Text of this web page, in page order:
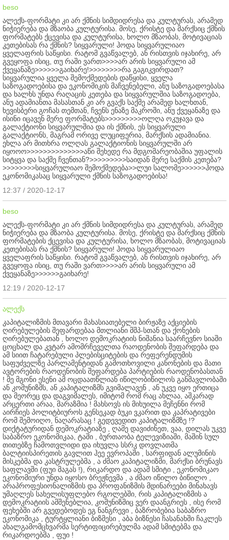
beso
ალექს-ფორმატი კი არ ქმნის სიმდიდრესა და კულტურას, არამედ
ნიჭიერება და მზაობა კულტურისა. მოსე, ქრისტე და მარქსიც ქმნის
ფორმატებს ქცევისა და კულტურისა, ხოლო მზაობას, მოტივაციას
კეთებისას რა ქმნის? სიყვარული! ჰოდა სიყვარულიაო
ყველაფრის საწყისი. რატომ გვაწვალებ, ან რისთვის იჯახირე, არ
გვეყოფა ისიც, თუ რაში ვართ>>>>არ არის სიყვარული ამ
ქვეყანაზე>>>>>>გაიხარე!>>>>>>>>რა გაგიკვირდათ?
სიყვარულია ყველა შემოქმედების დაწყისი, ყველა
საზოგადოებისა და ეკონომიკის მაჩვენებელი, ანუ საზოგადოებასა
და ხალხს უნდა რაღაცის კეთება და სიყვარულშია საზოგადოება,
ანუ ადამიანთა მასასთან კი არ გვაქს საქმე არამედ ხალხთან,
ხევისბერი გოჩას თემთან, ჩვენს ენაზე მაკროში, ანუ ქვეყანაზე და
ისინი იცავენ მერე ფორმატებს>>>>>>>>>ოლღა ოკუჯავა და
გალაქტიონი სიყვარულშია და ის ქმნის, ეს სიყვარული
გალაქტიონს, მაგრამ ორივე ლუციფერია, მარქსის ადამიანია.
ეხლა არ მითხრა ოლღას გალაქტიონის სიყვარულში არ
იყოოო>>>>>>>>>>>>>>აწი შეხედე რა მდგომარეობაშია უფალის
სიტყვა და საქმე ჩვენთან?>>>>>>>>>საიდან მერე საქმის კეთება?
>>>>>>>>სიყვარულიაო შემოქმედება>>ლუი სალომე>>>>>>ჰოდა
ეკონომიკასაც სიყვარული ქმნის საზოგადოებისა!
12:37 / 2020-12-17
beso
ალექს-ფორმატი კი არ ქმნის სიმდიდრესა და კულტურას, არამედ
ნიჭიერება და მზაობა კულტურისა. მოსე, ქრისტე და მარქსიც ქმნის
ფორმატების ქცევისა და კულტურისა, ხოლო მზაობას, მოტივაციას
კეთებისას რა ქმნის? სიყვარული! ჰოდა სიყვარულიაო
ყველაფრის საწყისი. რატომ გვაწვალებ, ან რისთვის იჯახირე, არ
გვეყოფა ისიც, თუ რაში ვართ>>>>არ არის სიყვარული ამ
ქვეყანაზე>>>>>>გაიხარე!
12:19 / 2020-12-17
ალექს
კაპიტალიზმის მთავარი მახასიათებელი ბირჟაზე აქციების
ღირებულების შეფარდებაა მთლიანი მშპ-სთან და ქონების
ღირებულებათან , ხოლო დემოკრატიის ნიშანია საარჩევნო სიაში
ცოცხალ და კვტარ ამომრჩეველთა რაოდენობის შეფარდება და
ამ სიით ჩატარებული პლებისციტების და რეფერენდუმის
საფუძველზე პარლამენტიდან გამოთხოვილი კანონების და მათი
ავტორების რაოდენობის შეფარდება პარტიების რაოდენობასთან
! მე მგონი ესენი ამ ოცდაათწლიან იწილობიწილოს განმავლობაში
ან კომუნიზმს, ან კაპიტალიზმს გვიმალავენ , ან უკვე იყო ერთიცა
და მეორეც და დაგვიმალეს, იმიტომ რომ რაც ახლაა, აშკარად
არცერთი არაა, მარაზმია ! მახსოვს ის მიხუილა მეჩენნი რომ
აირჩიეს პოლიტბიუროს გენსეკად ბუკი ვკარით და კაპრატივები
რომ შემოიღო, ნაღარასაც ! გედევედით კაპიტალიზმზე !?
დიქტატურიდან დემოკრატიაზე , ღამე დავიძინეთ, ვაა, დილას უკვე
საბაზრო ეკონომიკაა, ტაში , ბურთაობა ტელევიზიაში, მაშინ სულ
თითებზე ჩამოთვლიდი და იხუვლა სსრკ დოვლათმა
ბალტიისპირეთის გავლით ჰეე ევროპაში , სარფიდან ალუმინის
მისკებმა და კასტრულებმა , ა ძმაო კაპიტალიზმი, მარქსი ბრუნავს
საფლავში (ფუი მაგას !), რიკარდო და ადამ სმიტი , ეკონომიკაო
ეკონომიური უნდა იყოსო ბრეჟნევმა , ა ძმაო იწილო ბიწილო ,
არაპროფესიონალიზმის და პროფანიზმის მდინარეები მინახავს
უმაღლეს სახელისუფლებო რგოლებში, რის კაპიტალიზმის ა
დემოკრატიის ამშენებლია, კომუნიზმიც ვერ დაანგრიეს , ისე რომ
ფეხებში არ გვედებოდეს ეგ ნანგრევი , ბაზრობებია საბაზრო
ეკონომიკა , ტურტყლიანი ბიზმესი , აბა ბიზნესი ჩასანახში ჩაკლეს
ახალგამომცხვარმა სერტიფიცირებულმა ადამ სმიტებმა და
რიკარდოებმა , ფუი !